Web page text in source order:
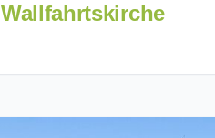
Wallfahrtskirche